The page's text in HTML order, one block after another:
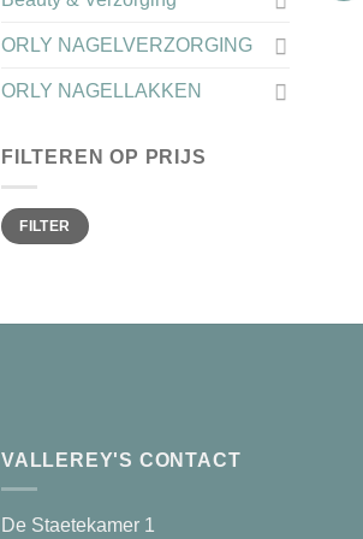
ORLY NAGELVERZORGING
ORLY NAGELLAKKEN
FILTEREN OP PRIJS
Min.
prijs
Max.
prijsFILTER
VALLEREY'S CONTACT
De Staetekamer 1